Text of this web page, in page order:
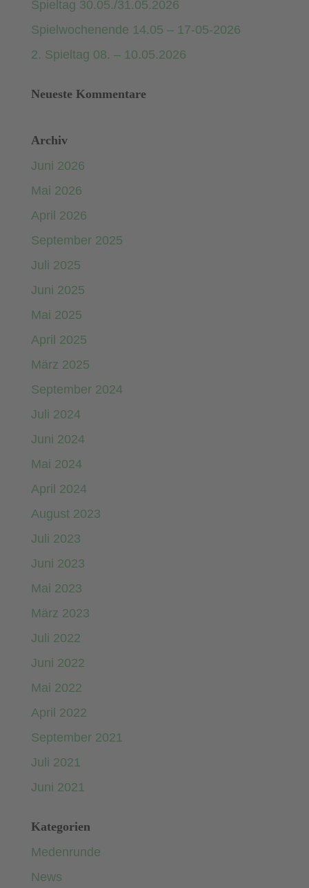
Spieltag 30.05./31.05.2026
Spielwochenende 14.05 – 17-05-2026
2. Spieltag 08. – 10.05.2026
Neueste Kommentare
Archiv
Juni 2026
Mai 2026
April 2026
September 2025
Juli 2025
Juni 2025
Mai 2025
April 2025
März 2025
September 2024
Juli 2024
Juni 2024
Mai 2024
April 2024
August 2023
Juli 2023
Juni 2023
Mai 2023
März 2023
Juli 2022
Juni 2022
Mai 2022
April 2022
September 2021
Juli 2021
Juni 2021
Kategorien
Medenrunde
News